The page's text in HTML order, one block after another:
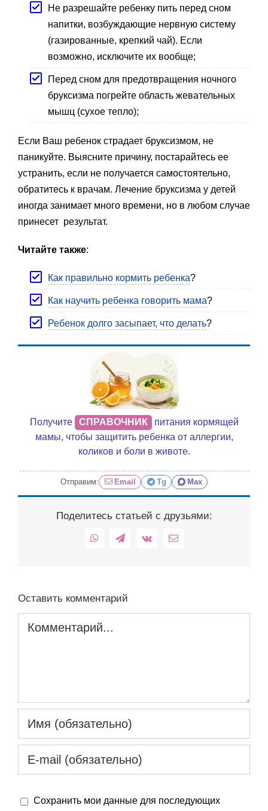
Не разрешайте ребенку пить перед сном
напитки, возбуждающие нервную систему
(газированные, крепкий чай). Если
возможно, исключите их вообще;
Перед сном для предотвращения ночного
бруксизма погрейте область жевательных
мышц (сухое тепло);
Если Ваш ребенок страдает бруксизмом, не
паникуйте. Выясните причину, постарайтесь ее
устранить, если не получается самостоятельно,
обратитесь к врачам. Лечение бруксизма у детей
иногда занимает много времени, но в любом случае
принесет результат.
Читайте также:
Как правильно кормить ребенка?
Как научить ребенка говорить мама?
Ребенок долго засыпает, что делать?
Получите СПРАВОЧНИК
питания кормящей
мамы, чтобы защитить ребенка от аллергии,
коликов и боли в животе.
Отправим: Email Tg Max
Поделитесь статьей с друзьями:
WhatsAppTelegram
Vk Email
Оставить комментарий
Комментарий
Сохранить мои данные для последующих